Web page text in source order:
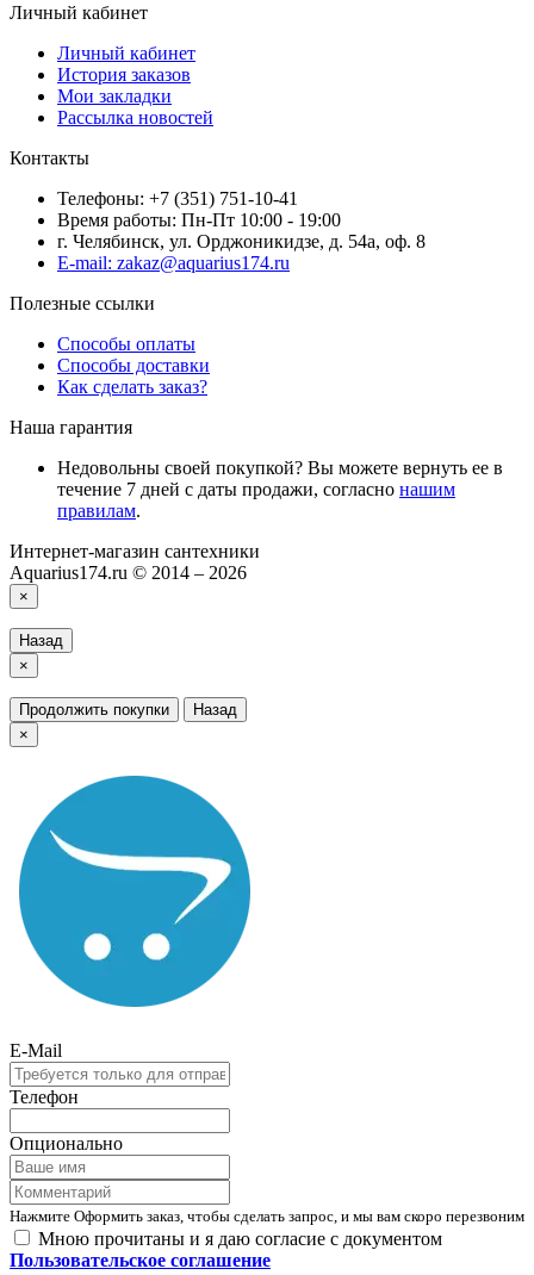
Личный кабинет
Личный кабинет
История заказов
Мои закладки
Рассылка новостей
Контакты
Телефоны: +7 (351) 751-10-41
Время работы: Пн-Пт 10:00 - 19:00
г. Челябинск, ул. Орджоникидзе, д. 54а, оф. 8
E-mail: zakaz@aquarius174.ru
Полезные ссылки
Способы оплаты
Способы доставки
Как сделать заказ?
Наша гарантия
Недовольны своей покупкой? Вы можете вернуть ее в
течение 7 дней с даты продажи, согласно нашим
правилам.
Интернет-магазин сантехники
Aquarius174.ru © 2014 – 2026
×
Назад
×
Продолжить покупки
Назад
×
E-Mail
Телефон
Опционально
Нажмите Оформить заказ, чтобы сделать запрос, и мы вам скоро перезвоним
Мною прочитаны и я даю согласие с документом
Пользовательское соглашение